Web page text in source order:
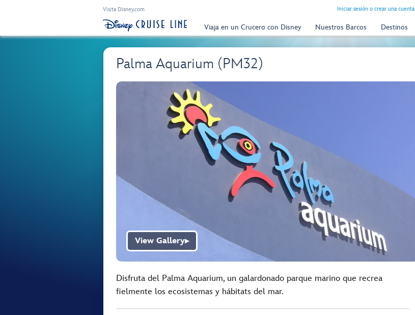
Visita Disney.com Iniciar sesión o crear una cuenta
Viaja en un Crucero con Disney Nuestros Barcos Destinos
Palma Aquarium (PM32)
View Gallery▶
Disfruta del Palma Aquarium, un galardonado parque marino que recrea
fielmente los ecosistemas y hábitats del mar.